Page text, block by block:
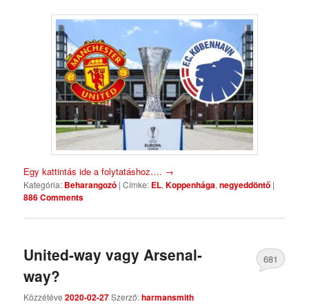
Egy kattintás ide a folytatáshoz…. →
Kategória: Beharangozó |Címke: EL,Koppenhága,negyeddöntő |
886 Comments
United-way vagy Arsenal-
way?
Közzétéve2020-02-27Szerző:harmansmith
681